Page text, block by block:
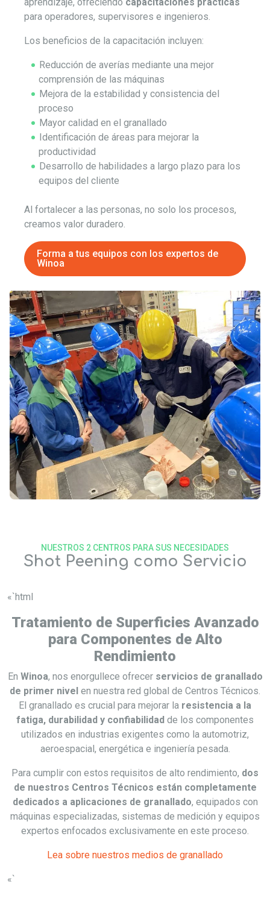
para operadores, supervisores e ingenieros.
Los beneficios de la capacitación incluyen:
Reducción de averías mediante una mejor
comprensión de las máquinas
Mejora de la estabilidad y consistencia del
proceso
Mayor calidad en el granallado
Identificación de áreas para mejorar la
productividad
Desarrollo de habilidades a largo plazo para los
equipos del cliente
Al fortalecer a las personas, no solo los procesos,
creamos valor duradero.
Forma a tus equipos con los expertos de
Winoa
Shot Peening como Servicio
NUESTROS 2 CENTROS PARA SUS NECESIDADES
«`html
Tratamiento de Superficies Avanzado
para Componentes de Alto
Rendimiento
En Winoa, nos enorgullece ofrecer servicios de granallado
de primer nivel en nuestra red global de Centros Técnicos.
El granallado es crucial para mejorar la resistencia a la
fatiga, durabilidad y confiabilidad de los componentes
utilizados en industrias exigentes como la automotriz,
aeroespacial, energética e ingeniería pesada.
Para cumplir con estos requisitos de alto rendimiento, dos
de nuestros Centros Técnicos están completamente
dedicados a aplicaciones de granallado, equipados con
máquinas especializadas, sistemas de medición y equipos
expertos enfocados exclusivamente en este proceso.
Lea sobre nuestros medios de granallado
«`